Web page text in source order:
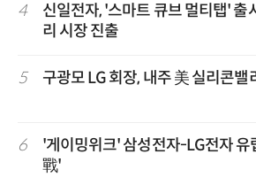
4
신일전자, '스마트 큐브 멀티탭'
리 시장 진출
5 구광모 LG 회장, 내주 美 실리콘밸
6
'게이밍위크' 삼성전자-LG전자 유
戰'